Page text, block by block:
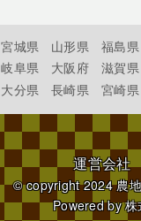
宮城県 山形県 福島県
岐阜県 大阪府 滋賀県
大分県 長崎県 宮崎県
運営会社
© copyright 2024農
Powered by株